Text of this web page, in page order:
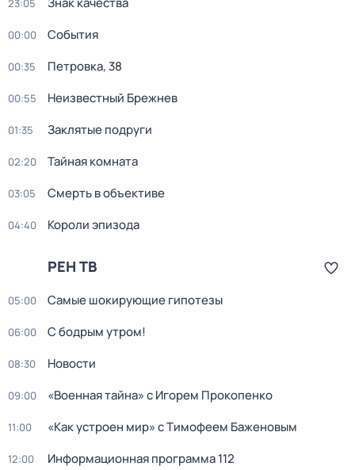
23:05
00:00 События
00:35 Петровка, 38
00:55 Неизвестный Брежнев
01:35 Заклятые подруги
02:20 Тайная комната
03:05 Смерть в объективе
04:40 Короли эпизода
РЕН ТВ
05:00 Самые шoкиpующие гипотезы
06:00 С бодрым утром!
08:30 Новости
09:00 «Военная тайна» с Игорем Прокопенко
11:00 «Как устроен мир» с Тимофеем Баженовым
12:00 Информационная программа 112